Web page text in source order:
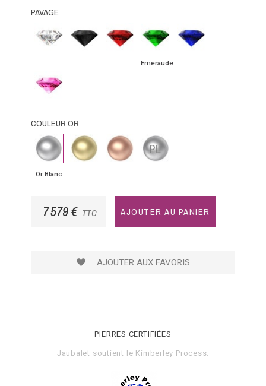
PAVAGE
Diamant
Diamant
noir
Rubis Emeraude
Emeraude
Saphir
bleu
Saphir
rose
COULEUR OR
Or
Blanc
Or Blanc
Or
Jaune
Or
Rose
Platine
7 579 € TTC AJOUTER AU PANIER
AJOUTER AUX FAVORIS
PIERRES CERTIFIÉES
Jaubalet soutient le Kimberley Process.